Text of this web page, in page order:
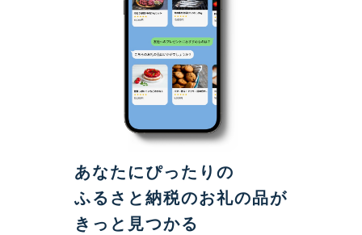
あなたにぴったりの
ふるさと納税のお礼の品が
きっと見つかる